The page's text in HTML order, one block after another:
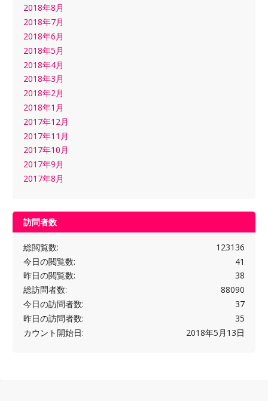
2018年8月
2018年7月
2018年6月
2018年5月
2018年4月
2018年3月
2018年2月
2018年1月
2017年12月
2017年11月
2017年10月
2017年9月
2017年8月
訪問者数
123136
総閲覧数:
41
今日の閲覧数:
38
昨日の閲覧数:
88090
総訪問者数:
37
今日の訪問者数:
35
昨日の訪問者数:
2018年5月13日
カウント開始日: